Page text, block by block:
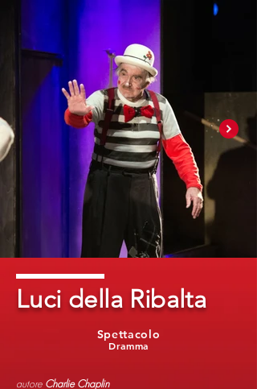
Luci della Ribalta
Dramma
Spettacolo
autore Charlie Chaplin